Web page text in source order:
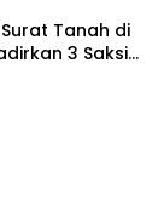
Tanah di
3 Saksi